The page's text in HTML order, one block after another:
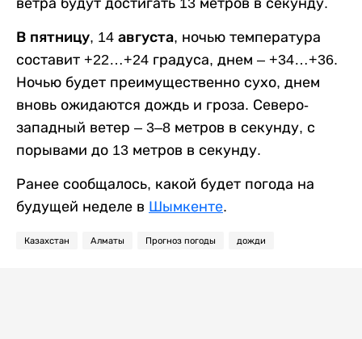
В пятницу, 14 августа, ночью температура
составит +22…+24 градуса, днем – +34…+36.
Ночью будет преимущественно сухо, днем
вновь ожидаются дождь и гроза. Северо-
западный ветер – 3–8 метров в секунду, с
порывами до 13 метров в секунду.
Ранее сообщалось, какой будет погода на
будущей неделе в Шымкенте.
Казахстан Алматы Прогноз погоды дожди